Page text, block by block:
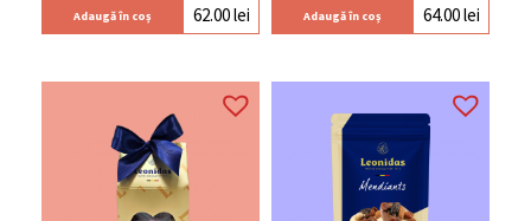
Adaugă în coș 62.00lei Adaugă în coș 64.00lei